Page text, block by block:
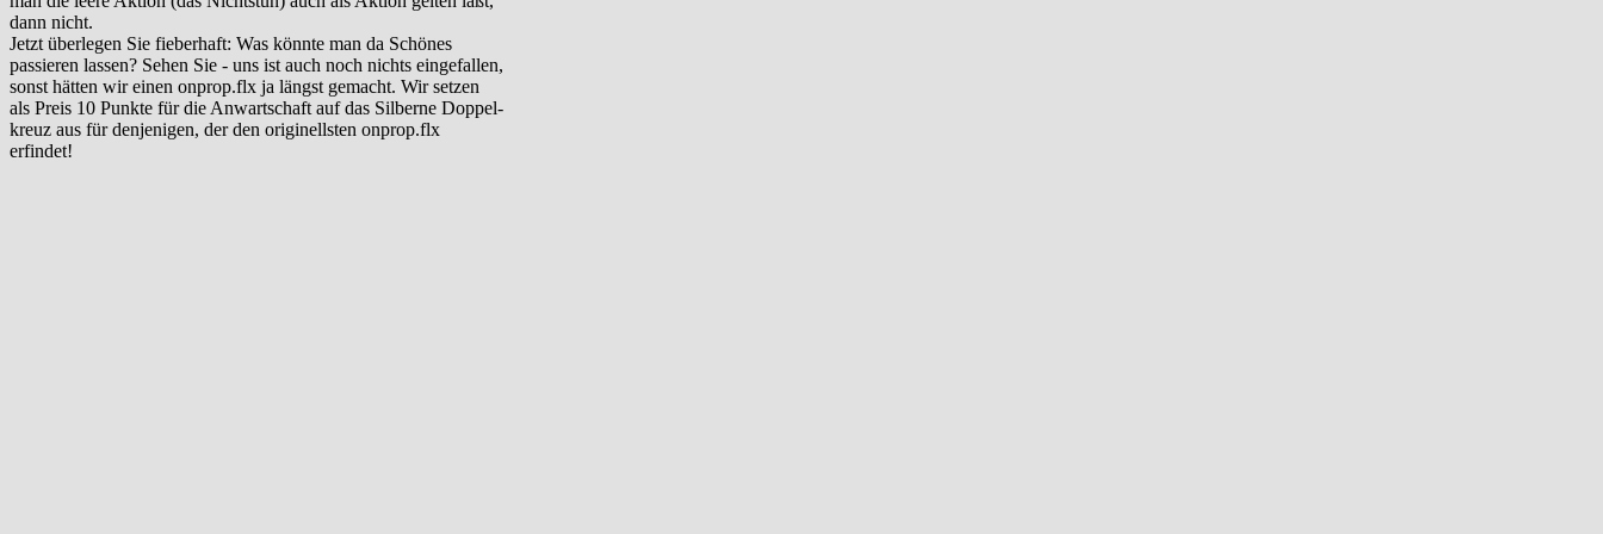
dann nicht.
Jetzt überlegen Sie fieberhaft: Was könnte man da Schönes
passieren lassen? Sehen Sie - uns ist auch noch nichts eingefallen,
sonst hätten wir einen onprop.flx ja längst gemacht. Wir setzen
als Preis 10 Punkte für die Anwartschaft auf das Silberne Doppel-
kreuz aus für denjenigen, der den originellsten onprop.flx
erfindet!